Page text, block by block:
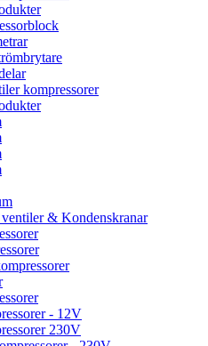
kompressorer
& Kondenskranar
- 12V
230V